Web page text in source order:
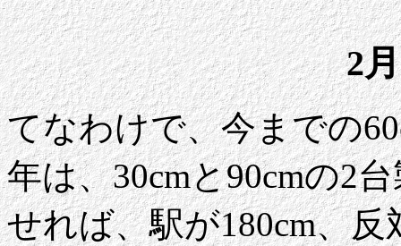
2
てなわけで、今までの
年は、30cmと90cmの2
せれば、駅が180cm、